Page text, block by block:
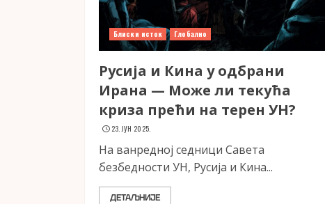
Блиски исток Глобално
Русија и Кина у одбрани
Ирана — Може ли текућа
криза прећи на терен УН?
23. ЈУН 2025.
На ванредној седници Савета
безбедности УН, Русија и Кина...
ДЕТАЉНИЈЕ